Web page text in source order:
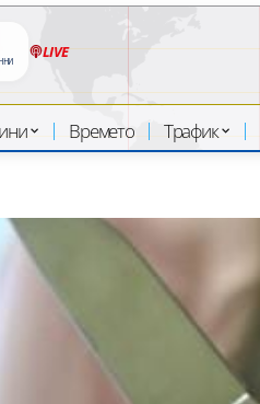
LIVE
Времето Трафик